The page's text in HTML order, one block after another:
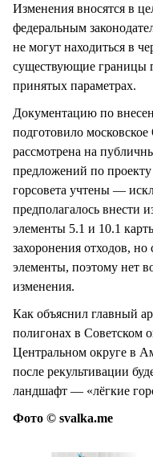
Изменения вносятся в
федеральным
не могут находиться в
существующие границы
принятых параметрах.
Документацию по
подготовило
рассмотрена на
предложений по
горсовета учтены —
предполагалось внести
элементы 5.1 и 10.1
захоронения отходов, но
элементы, поэтому нет
изменения.
Как объяснил главный
полигонах в Советском
Центральном округе в
после рекультивации
ландшафт — «лёгкие
Фото © svalka.me